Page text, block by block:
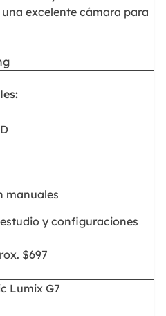
excelente cámara para
manuales
y configuraciones
$697